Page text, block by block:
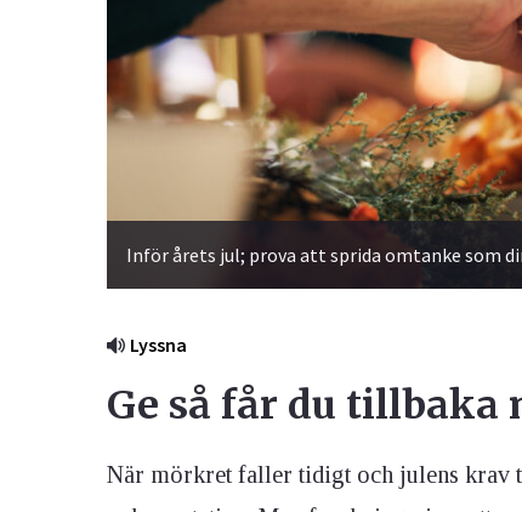
Ögon & Öron
Övervikt
Inför årets jul; prova att sprida omtanke som
Lyssna
Ge så får du tillbaka
När mörkret faller tidigt och julens krav